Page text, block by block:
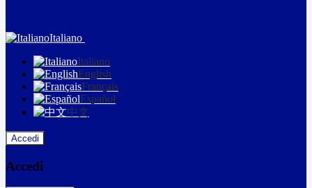
Italiano
Italiano
English
Français
Español
中文
Accedi
Accedi